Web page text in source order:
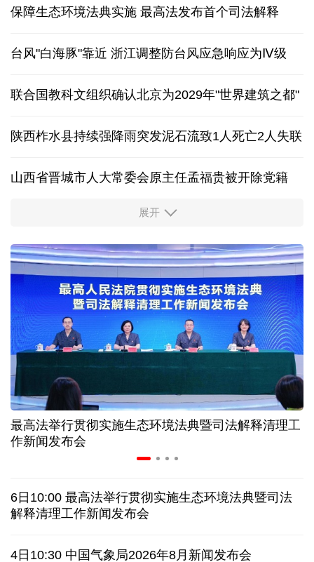
保障生态环境法典实施 最高法发布首个司法解释
台风"白海豚"靠近 浙江调整防台风应急响应为Ⅳ级
联合国教科文组织确认北京为2029年"世界建筑之都"
陕西柞水县持续强降雨突发泥石流致1人死亡2人失联
山西省晋城市人大常委会原主任孟福贵被开除党籍
中国多地出台带薪休假新政 释放消费潜力
入境游火热 前7月北京离境退税各项数据均创新高
我国自阿根廷进口的牛肉已达到规定数量的50%
上半年我国黄金消费量511.412吨，同比增长1.23%
AI客服承诺不实、人工客服接入困难 中消协回应
数据有了“身份证” 我国正稳步推进数据产权登记
白宫否认特朗普与赫格塞思因弹药库存短缺发生争执
美媒称美国增派人手 在古巴加大力度开展情报活动
展开
最高法举行贯彻实施生态环境法典暨司法解释清理工
作新闻发布会
6日10:00 最高法举行贯彻实施生态环境法典暨司法
解释清理工作新闻发布会
4日10:30 中国气象局2026年8月新闻发布会